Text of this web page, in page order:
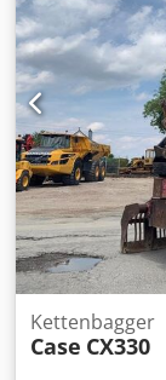
Kettenbagger
Case CX330